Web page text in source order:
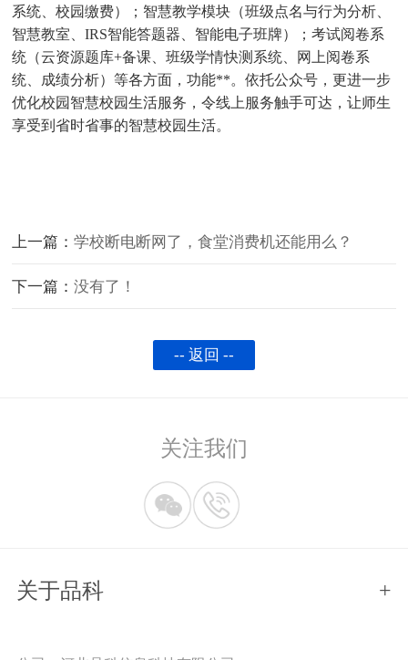
系统、校园缴费）；智慧教学模块（班级点名与行为分析、
智慧教室、IRS智能答题器、智能电子班牌）；考试阅卷系
统（云资源题库+备课、班级学情快测系统、网上阅卷系
统、成绩分析）等各方面，功能**。依托公众号，更进一步
优化校园智慧校园生活服务，令线上服务触手可达，让师生
享受到省时省事的智慧校园生活。
上一篇：学校断电断网了，食堂消费机还能用么？
下一篇：没有了！
-- 返回 --
关注我们
+
关于品科